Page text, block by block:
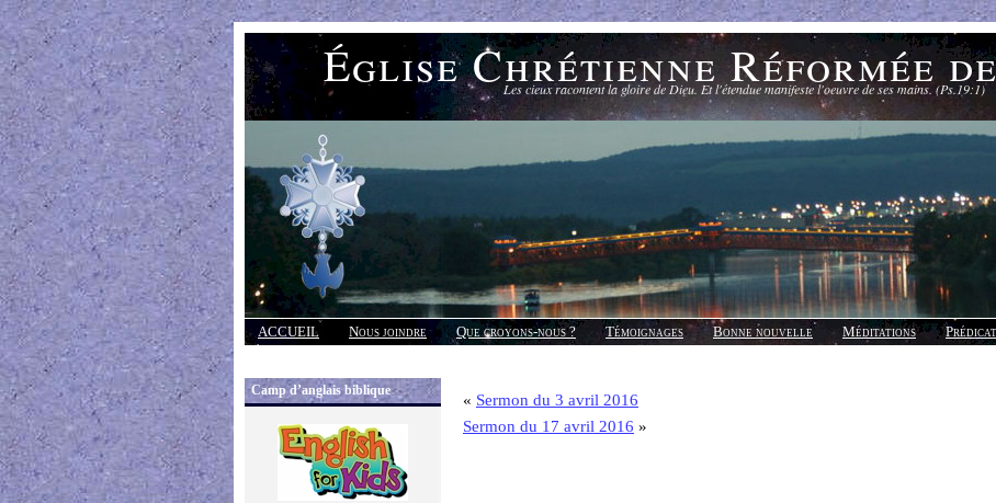
Église Chrétienne Réformée
Les cieux racontent la gloire de Dieu. Et l'étendue manifeste l'oeuvre de ses mains. (Ps.19:1)
ACCUEIL Nous joindre Que croyons-nous ? Témoignages Bonne nouvelle Méditations
Réponses
Camp d’anglais biblique
« Sermon du 3 avril 2016
Sermon du 17 avril 2016 »